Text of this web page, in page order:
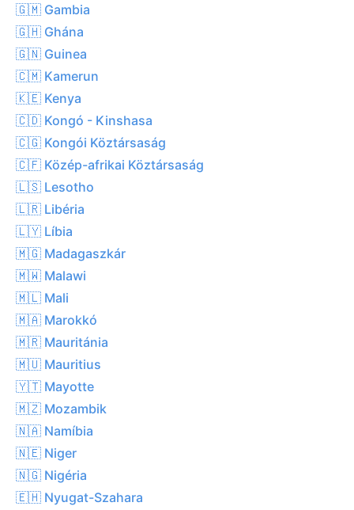
🇬🇲 Gambia
🇬🇭 Ghána
🇬🇳 Guinea
🇨🇲 Kamerun
🇰🇪 Kenya
🇨🇩 Kongó - Kinshasa
🇨🇬 Kongói Köztársaság
🇨🇫 Közép-afrikai Köztársaság
🇱🇸 Lesotho
🇱🇷 Libéria
🇱🇾 Líbia
🇲🇬 Madagaszkár
🇲🇼 Malawi
🇲🇱 Mali
🇲🇦 Marokkó
🇲🇷 Mauritánia
🇲🇺 Mauritius
🇾🇹 Mayotte
🇲🇿 Mozambik
🇳🇦 Namíbia
🇳🇪 Niger
🇳🇬 Nigéria
🇪🇭 Nyugat-Szahara